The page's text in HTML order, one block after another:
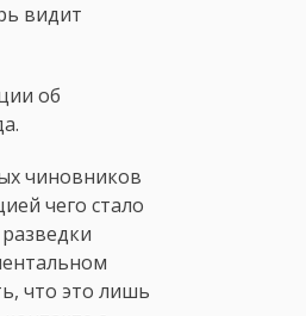
видит
об
чиновников
чего стало
что это лишь